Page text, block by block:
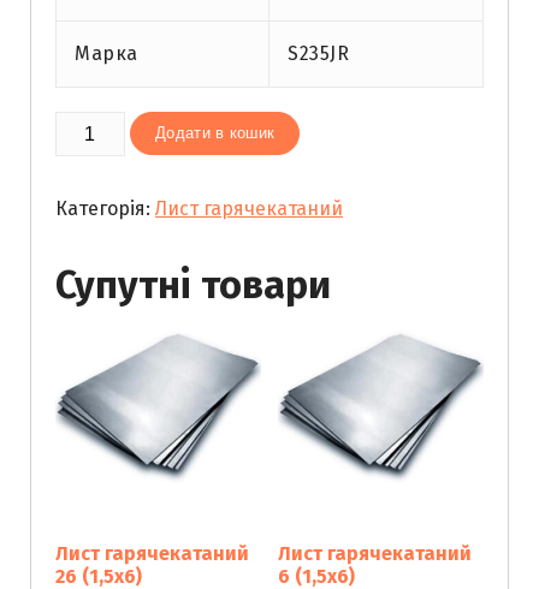
Марка S235JR
Лист
гарячекатаний
(2х12)
Додати в кошик
Категорія: Лист гарячекатаний
Супутні товари
Лист гарячекатаний
26 (1,5х6)
Лист гарячекатаний
6 (1,5х6)